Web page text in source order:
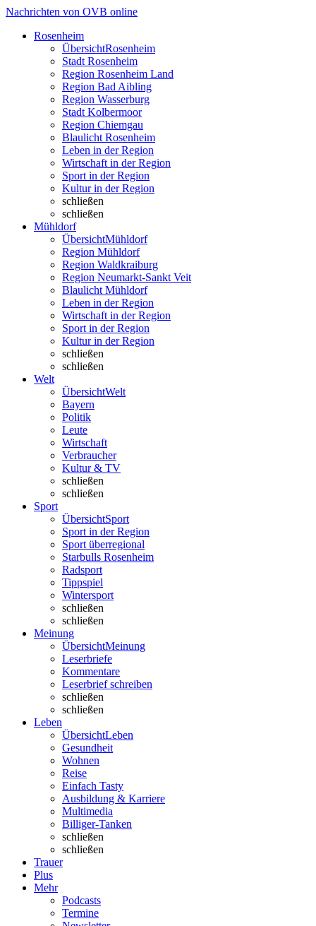
Nachrichten von OVB online
Rosenheim
ÜbersichtRosenheim
Stadt Rosenheim
Region Rosenheim Land
Region Bad Aibling
Region Wasserburg
Stadt Kolbermoor
Region Chiemgau
Blaulicht Rosenheim
Leben in der Region
Wirtschaft in der Region
Sport in der Region
Kultur in der Region
schließen
schließen
Mühldorf
ÜbersichtMühldorf
Region Mühldorf
Region Waldkraiburg
Region Neumarkt-Sankt Veit
Blaulicht Mühldorf
Leben in der Region
Wirtschaft in der Region
Sport in der Region
Kultur in der Region
schließen
schließen
Welt
ÜbersichtWelt
Bayern
Politik
Leute
Wirtschaft
Verbraucher
Kultur & TV
schließen
schließen
Sport
ÜbersichtSport
Sport in der Region
Sport überregional
Starbulls Rosenheim
Radsport
Tippspiel
Wintersport
schließen
schließen
Meinung
ÜbersichtMeinung
Leserbriefe
Kommentare
Leserbrief schreiben
schließen
schließen
Leben
ÜbersichtLeben
Gesundheit
Wohnen
Reise
Einfach Tasty
Ausbildung & Karriere
Multimedia
Billiger-Tanken
schließen
schließen
Trauer
Plus
Mehr
Podcasts
Termine